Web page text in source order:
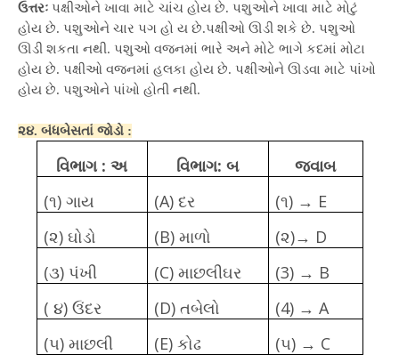
ઉત્તરઃ પક્ષીઓને ખાવા માટે ચાંચ હોય છે. પશુઓને ખાવા માટે મોટું
હોય છે. પશુઓને ચાર પગ હો ય છે.પક્ષીઓ ઊડી શકે છે. પશુઓ
ઊડી શકતા નથી. પશુઓ વજનમાં ભારે અને મોટે ભાગે કદમાં મોટા
હોય છે. પક્ષીઓ વજનમાં હલકા હોય છે. પક્ષીઓને ઊડવા માટે પાંખો
હોય છે. પશુઓને પાંખો હોતી નથી.
૨૪. બંધબેસતાં જોડો :
વિભાગ : અ વિભાગ: બ
જવાબ
(૧) ગાય (A) દર (૧) → E
(૨) ઘોડો (B) માળો (૨)→ D
(૩) પંખી (C) માછલીઘર (3) → B
( ૪) ઉંદર (D) તબેલો (4)→ A
(૫) માછલી (E) કોઢ (૫)→ C